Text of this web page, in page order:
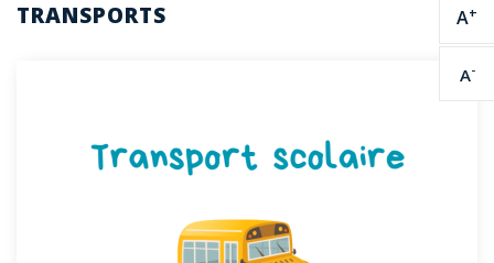
A+
A-
TRANSPORTS